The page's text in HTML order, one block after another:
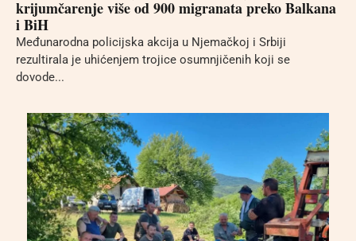
krijumčarenje više od 900 migranata preko Balkana
i BiH
Međunarodna policijska akcija u Njemačkoj i Srbiji
rezultirala je uhićenjem trojice osumnjičenih koji se
dovode...